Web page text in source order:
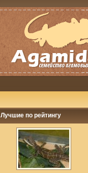
Лучшие по рейтингу